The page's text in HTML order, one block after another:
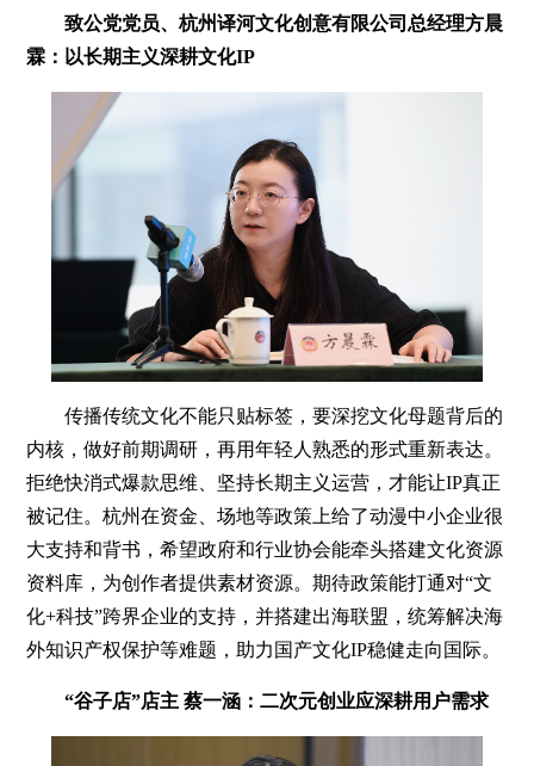
致公党党员、杭州译河文化创意有限公司总经理方晨
霖：以长期主义深耕文化IP
传播传统文化不能只贴标签，要深挖文化母题背后的
内核，做好前期调研，再用年轻人熟悉的形式重新表达。
拒绝快消式爆款思维、坚持长期主义运营，才能让IP真正
被记住。杭州在资金、场地等政策上给了动漫中小企业很
大支持和背书，希望政府和行业协会能牵头搭建文化资源
资料库，为创作者提供素材资源。期待政策能打通对“文
化+科技”跨界企业的支持，并搭建出海联盟，统筹解决海
外知识产权保护等难题，助力国产文化IP稳健走向国际。
“谷子店”店主 蔡一涵：二次元创业应深耕用户需求